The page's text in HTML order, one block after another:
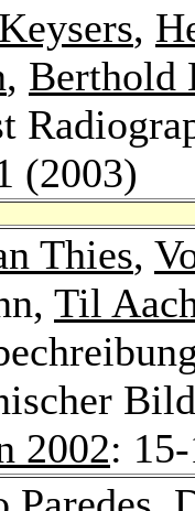
,
, Berthold
(2003)
Thies,
Til
2002: